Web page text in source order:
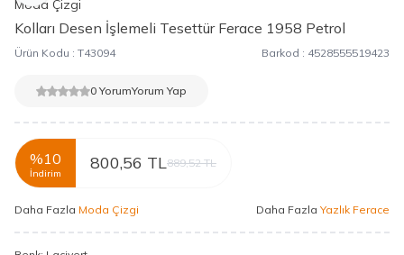
Moda Çizgi
Kolları Desen İşlemeli Tesettür Ferace 1958 Petrol
Ürün Kodu : T43094 Barkod : 4528555519423
0 YorumYorum Yap
%10
İndirim
800,56 TL889,52TL
Daha Fazla Moda Çizgi Daha Fazla Yazlık Ferace